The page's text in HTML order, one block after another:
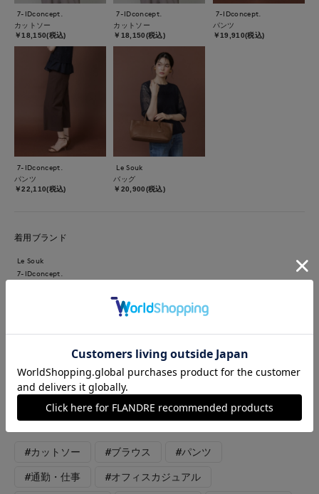
7-IDconcept.
カットソー
￥18,150(税込)
7-IDconcept.
カットソー
￥18,150(税込)
7-IDconcept.
パンツ
￥19,910(税込)
7-IDconcept.
パンツ
￥22,110(税込)
Le Souk
バッグ
￥20,900(税込)
着用ブランド
Le Souk
7-IDconcept.
オフホワイト パンツ：ブラウン 夏の通勤コーデです。 ブラウ
スは1枚着としても羽織りとしても使えるデザイン。カットワー
クレースがかわいく、いつものコーデにプラスするだけで華やか
にまとまります。
#カットソー #ブラウス #パンツ
#通勤・仕事 #オフィスカジュアル